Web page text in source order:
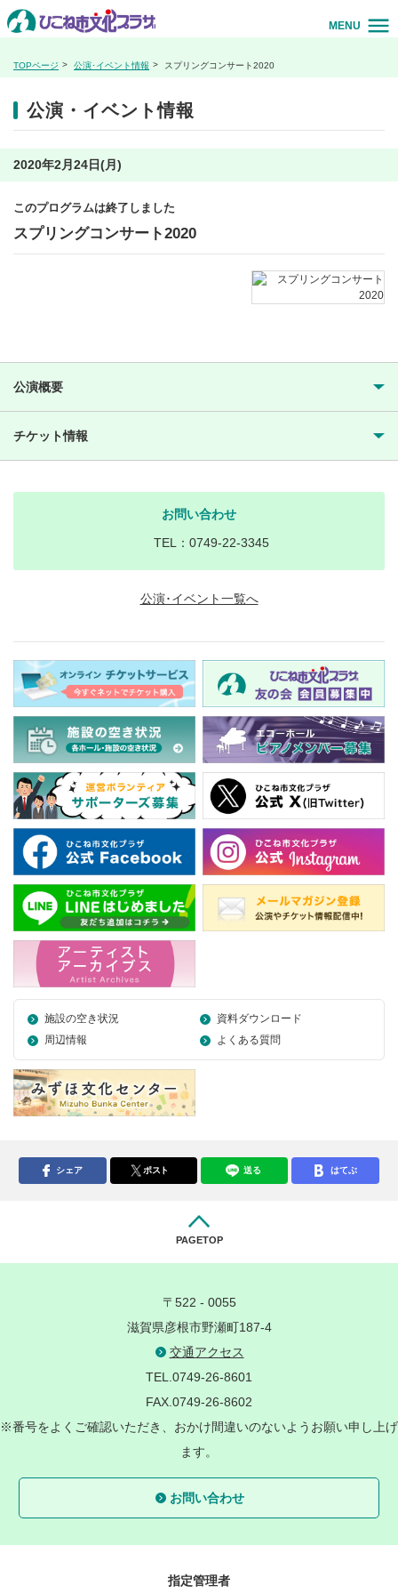
MENU
TOPページ 公演･イベント情報 スプリングコンサート2020
公演・イベント情報
2020年2月24日(月)
このプログラムは終了しました
スプリングコンサート2020
公演概要
チケット情報
お問い合わせ
TEL：0749-22-3345
公演･イベント一覧へ
施設の空き状況
資料ダウンロード
周辺情報
よくある質問
シェア ポスト 送る はてぶ
PAGETOP
〒522 - 0055
滋賀県彦根市野瀬町187-4
交通アクセス
TEL.0749-26-8601
FAX.0749-26-8602
※番号をよくご確認いただき、おかけ間違いのないようお願い申し上げ
ます。
お問い合わせ
指定管理者